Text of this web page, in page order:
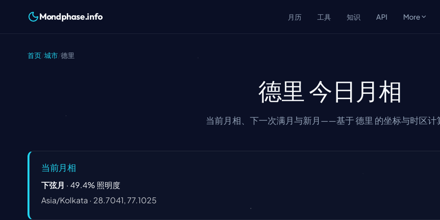
Mondphase.info 月历 工具 知识 API More
首页 城市 德里
德里 今日月相
当前月相、下一次满月与新月——基于 德里 的坐标与时区计
当前月相
下弦月 · 49.4% 照明度
Asia/Kolkata · 28.7041, 77.1025